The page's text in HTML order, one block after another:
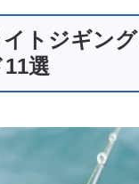
トジギン
選